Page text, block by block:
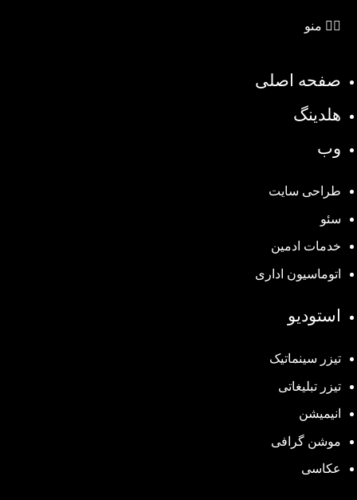
منو
صفحه اصلی
هلدینگ
وب
طراحی سایت
سئو
خدمات ادمین
اتوماسیون اداری
استودیو
تیزر سینماتیک
تیزر تبلیغاتی
انیمیشن
موشن گرافی
عکاسی